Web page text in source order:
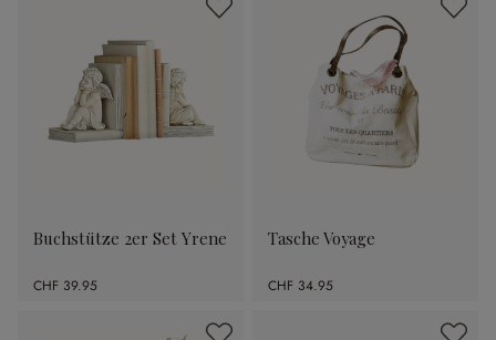
Buchstütze 2er Set Yrene
CHF 39.95
Tasche Voyage
CHF 34.95